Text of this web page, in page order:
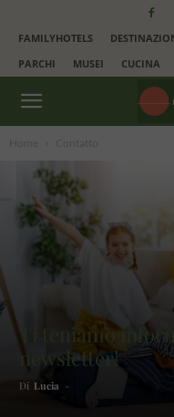
FAMILYHOTELS
PARCHI
MUSEI CUCINA
Ti teniamo
newsletter!
Di Lucia -